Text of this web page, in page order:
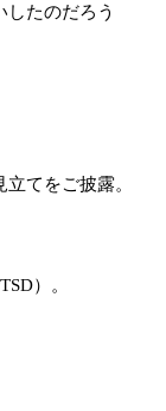
たのだろう
てをご披露。
）。